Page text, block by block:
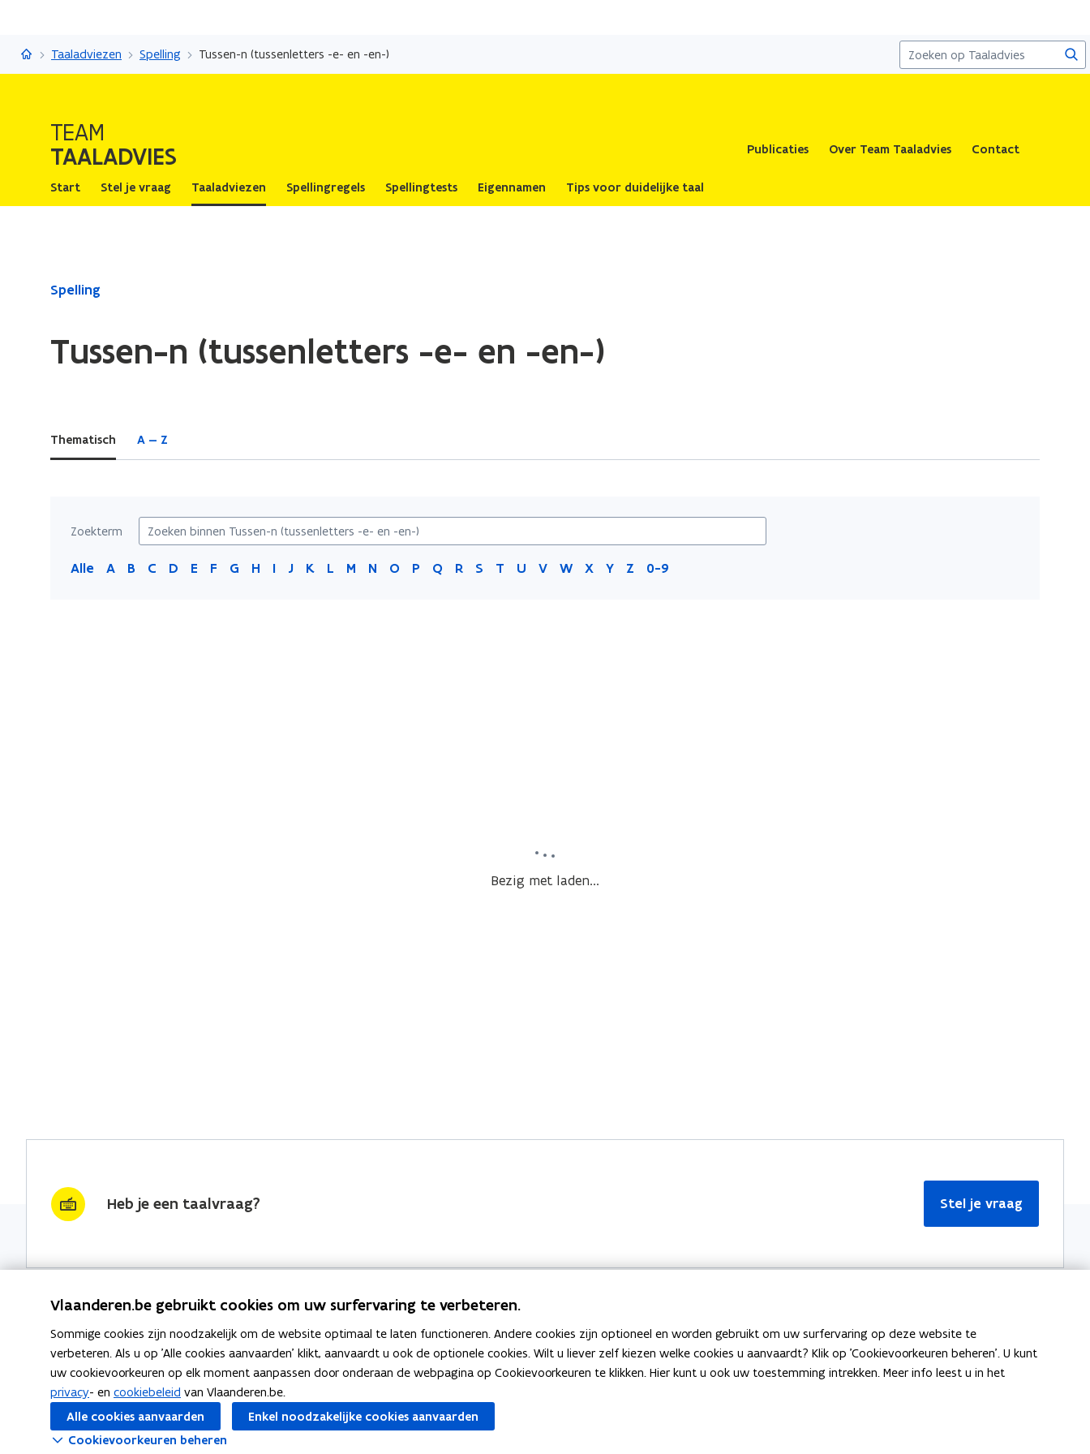
naar
TaaladviesTaaladviezen Spelling Tussen-n (tussenletters -e- en -en-)
TEAM
TAALADVIES Publicaties Over Team Taaladvies Contact
Start Stel je vraag Taaladviezen Spellingregels Spellingtests Eigennamen Tips voor duidelijke taal
Gedaan
Tussen-
Spelling
Tussen-n (tussenletters -e- en -en-)
Thematisch A — Z
Zoekterm
Alle A B C D E F G H I J K L M N O P Q R S T U V W X Y Z 0-9
Bezig met laden...
Heb je een taalvraag? Stel je vraag
Nieuwsbrief krijgen?
vraag & woord van de week
wekelijks in je mailbox
Schrijf je in
Thema's
Spellingregels
Bekijk ook Meer informatie
Over Team Taaladvies
Vlaanderen.be gebruikt cookies om uw surfervaring te verbeteren.
Sommige cookies zijn noodzakelijk om de website optimaal te laten functioneren. Andere cookies zijn optioneel en worden gebruikt om uw surfervaring op deze website te
verbeteren. Als u op 'Alle cookies aanvaarden' klikt, aanvaardt u ook de optionele cookies. Wilt u liever zelf kiezen welke cookies u aanvaardt? Klik op 'Cookievoorkeuren beheren'. U kunt
uw cookievoorkeuren op elk moment aanpassen door onderaan de webpagina op Cookievoorkeuren te klikken. Hier kunt u ook uw toestemming intrekken. Meer info leest u in het
privacy- en cookiebeleid van Vlaanderen.be.
Alle cookies aanvaarden
Enkel noodzakelijke cookies aanvaarden
Cookievoorkeuren beheren